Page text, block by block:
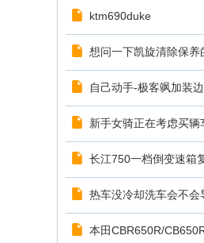
ktm690duke
想问一下凯旋清除保养
自己动手-极客飒加装
新手女骑正在考虑买辆
长江750一档倒变速箱
热车没冷却洗车会不会
本田CBR650R/